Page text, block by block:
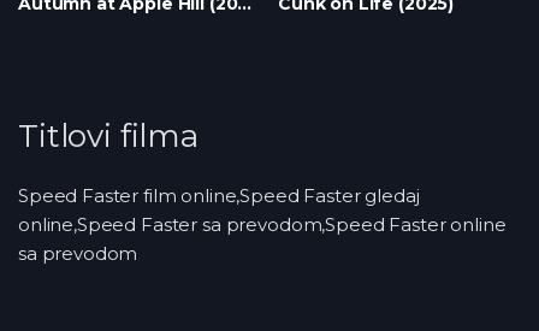
Titlovi filma
Speed Faster film online,Speed Faster gledaj
online,Speed Faster sa prevodom,Speed Faster online
sa prevodom